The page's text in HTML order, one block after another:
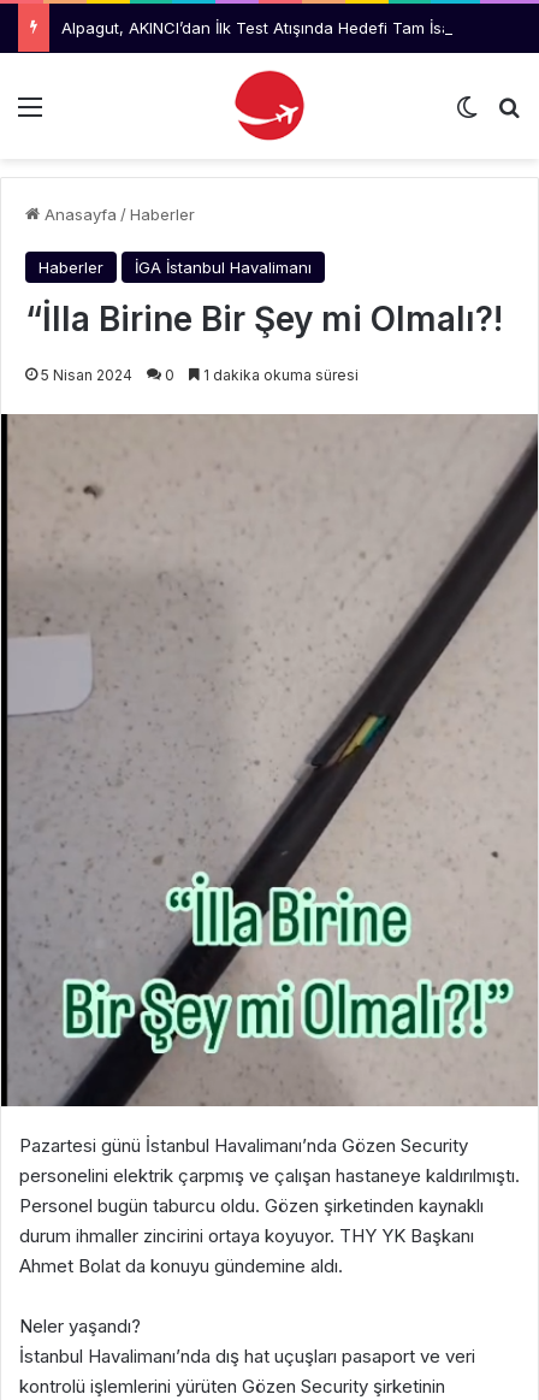
Menü Dış
Anasayfa /Haberler
Haberler İGA İstanbul Havalimanı
“İlla Birine Bir Şey mi Olmalı?!
5 Nisan 2024 0 1 dakika okuma süresi
Pazartesi günü İstanbul Havalimanı’nda Gözen Security
personelini elektrik çarpmış ve çalışan hastaneye kaldırılmıştı.
Personel bugün taburcu oldu. Gözen şirketinden kaynaklı
durum ihmaller zincirini ortaya koyuyor. THY YK Başkanı
Ahmet Bolat da konuyu gündemine aldı.
Neler yaşandı?
İstanbul Havalimanı’nda dış hat uçuşları pasaport ve veri
kontrolü işlemlerini yürüten Gözen Security şirketinin